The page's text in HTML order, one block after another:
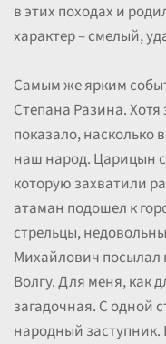
в этих походах и
характер – смелый,
Самым же ярким
Степана Разина.
показало,
наш народ. Царицын
которую захватили
атаман подошел к
стрельцы,
Михайлович посылал
Волгу. Для меня, как
загадочная. С одной
народный заступник.